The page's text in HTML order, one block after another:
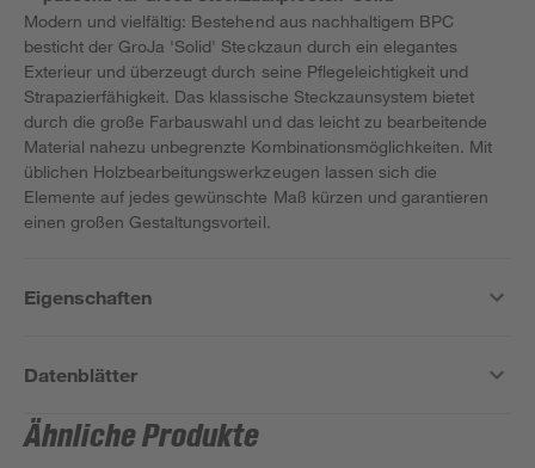
Modern und vielfältig: Bestehend aus nachhaltigem BPC
besticht der GroJa 'Solid' Steckzaun durch ein elegantes
Exterieur und überzeugt durch seine Pflegeleichtigkeit und
Strapazierfähigkeit. Das klassische Steckzaunsystem bietet
durch die große Farbauswahl und das leicht zu bearbeitende
Material nahezu unbegrenzte Kombinationsmöglichkeiten. Mit
üblichen Holzbearbeitungswerkzeugen lassen sich die
Elemente auf jedes gewünschte Maß kürzen und garantieren
einen großen Gestaltungsvorteil.
Eigenschaften
Datenblätter
Ähnliche Produkte